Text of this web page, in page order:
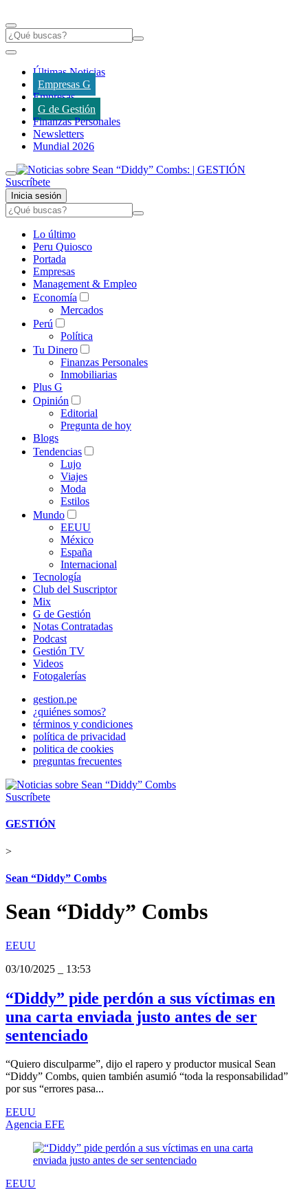
Últimas Noticias
Empresas G
Empresas
G de Gestión
Finanzas Personales
Newsletters
Mundial 2026
Suscríbete
Inicia sesión
Lo último
Peru Quiosco
Portada
Empresas
Management & Empleo
Economía
Mercados
Perú
Política
Tu Dinero
Finanzas Personales
Inmobiliarias
Plus G
Opinión
Editorial
Pregunta de hoy
Blogs
Tendencias
Lujo
Viajes
Moda
Estilos
Mundo
EEUU
México
España
Internacional
Tecnología
Club del Suscriptor
Mix
G de Gestión
Notas Contratadas
Podcast
Gestión TV
Videos
Fotogalerías
gestion.pe
¿quiénes somos?
términos y condiciones
política de privacidad
politica de cookies
preguntas frecuentes
Suscríbete
GESTIÓN
>
Sean “Diddy” Combs
Sean “Diddy” Combs
EEUU
03/10/2025
13:53
“Diddy” pide perdón a sus víctimas en
una carta enviada justo antes de ser
sentenciado
“Quiero disculparme”, dijo el rapero y productor musical Sean
“Diddy” Combs, quien también asumió “toda la responsabilidad”
por sus “errores pasa...
EEUU
Agencia EFE
EEUU